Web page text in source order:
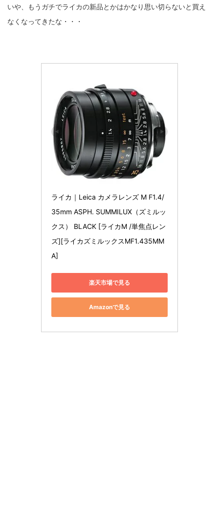
いや、もうガチでライカの新品とかはかなり思い切らないと買え
なくなってきたな・・・
ライカ｜Leica カメラレンズ M F1.4/
35mm ASPH. SUMMILUX（ズミルッ
クス） BLACK [ライカM /単焦点レン
ズ][ライカズミルックスMF1.435MM
A]
楽天市場で見る
Amazonで見る